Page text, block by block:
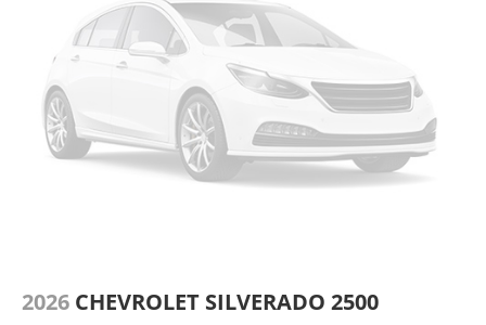
2026 CHEVROLET SILVERADO 2500